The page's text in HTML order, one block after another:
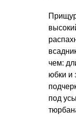
чем:
юбки и
под